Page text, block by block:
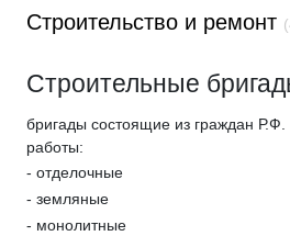
Строительство и ремонт
Строительные
бригады состоящие из граждан
работы:
- отделочные
- земляные
- монолитные